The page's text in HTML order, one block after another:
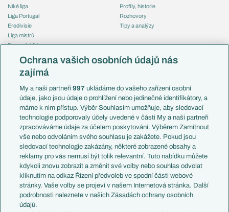
Niké liga
Liga Portugal
Eredivisie
Liga mistrů
Evropská liga
Mistrovství světa
Liga národů
Témata
Představení týmů MS
EuroSkauting
PL v kostce
Evropské koeficienty
Přestupy
Přestupové spekulace
Zranění
Kluby
Arsenal FC
Chelsea FC
Profily, historie
Rozhovory
Tipy a analýzy
Česko
Francie
Itálie
Německo
Španělsko
Argentina
Brazílie
Přestupy
Zápasy
Livescore
Tipovací soutěž
Ochrana vašich osobních údajů nás
zajímá
My a naši partneři997 ukládáme do vašeho zařízení osobní
údaje, jako jsou údaje o prohlížení nebo jedinečné identifikátory, a
máme k nim přístup. Výběr Souhlasím umožňuje, aby sledovací
technologie podporovaly účely uvedené v části My a naši partneři
zpracováváme údaje za účelem poskytování. Výběrem Zamítnout
vše nebo odvoláním svého souhlasu je zakážete. Pokud jsou
sledovací technologie zakázány, některé zobrazené obsahy a
reklamy pro vás nemusí být tolik relevantní. Tuto nabídku můžete
kdykoli znovu zobrazit a změnit své volby nebo souhlas odvolat
kliknutím na odkaz Řízení předvoleb ve spodní části webové
stránky. Vaše volby se projeví v našem Internetová stránka. Další
podrobnosti naleznete v našich Zásadách ochrany osobních
údajů.